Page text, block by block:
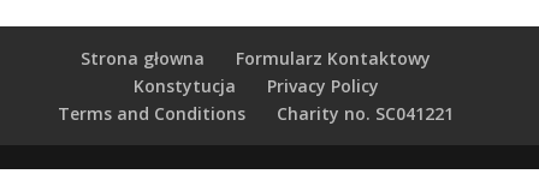
Strona głowna
Formularz Kontaktowy
Konstytucja
Privacy Policy
Terms and Conditions
Charity no. SC041221